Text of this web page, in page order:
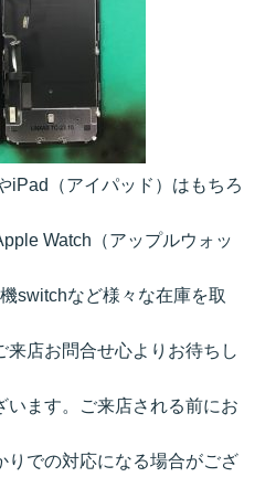
iPad（アイパッド）はもちろ
Watch（アップルウォッ
switchなど様々な在庫を取
来店お問合せ心よりお待ちし
ます。ご来店される前にお
での対応になる場合がござ